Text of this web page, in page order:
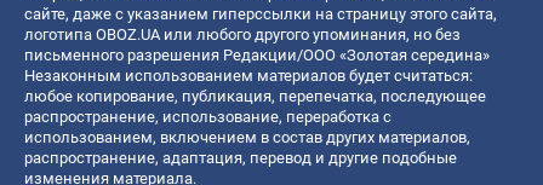
сайте, даже с указанием гиперссылки на страницу этого сайта,
логотипа OBOZ.UA или любого другого упоминания, но без
письменного разрешения Редакции/ООО «Золотая середина»
Незаконным использованием материалов будет считаться:
любое копирование, публикация, перепечатка, последующее
распространение, использование, переработка с
использованием, включением в состав других материалов,
распространение, адаптация, перевод и другие подобные
изменения материала.